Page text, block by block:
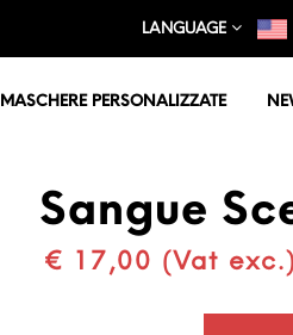
LANGUAGE
MASCHERE PERSONALIZZATE
Sangue
€ 17,00 (Vat exc.)